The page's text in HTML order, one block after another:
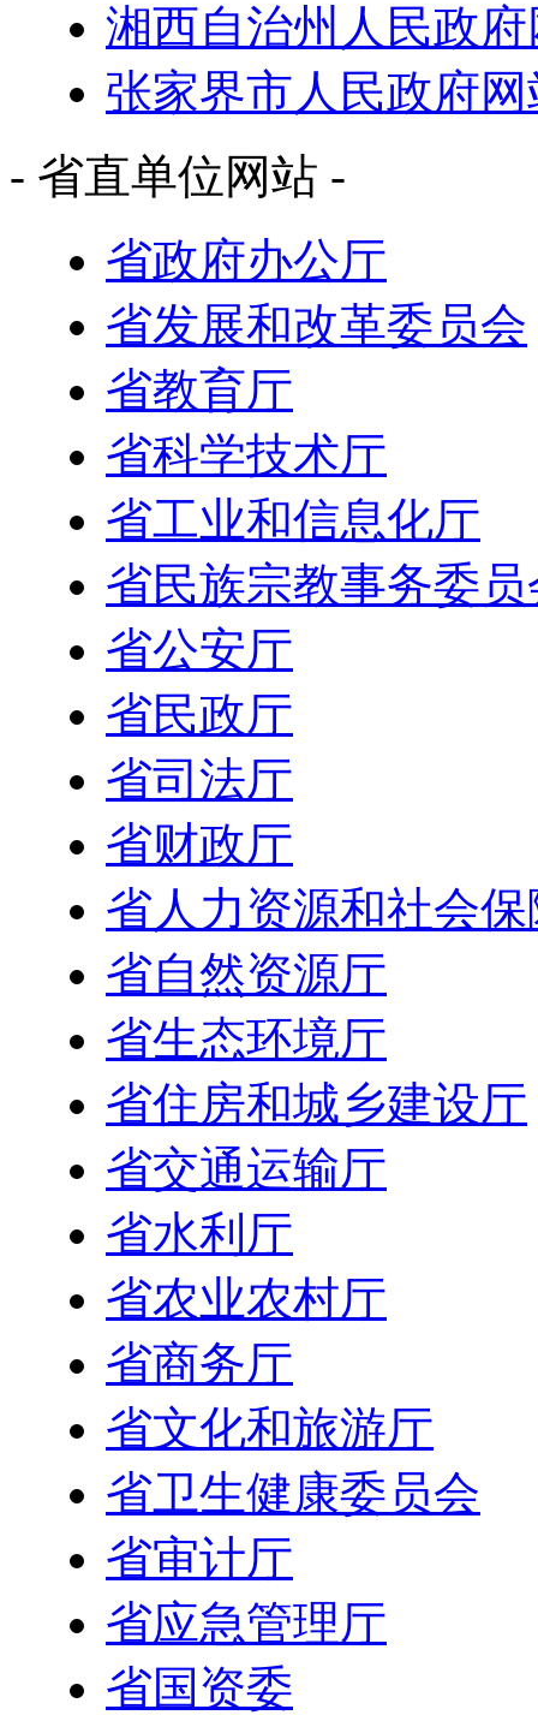
湘西自治州人民政
张家界市人民政府网
- 省直单位网站 -
省政府办公厅
省发展和改革委员会
省教育厅
省科学技术厅
省工业和信息化厅
省民族宗教事务委员
省公安厅
省民政厅
省司法厅
省财政厅
省人力资源和社会
省自然资源厅
省生态环境厅
省住房和城乡建设厅
省交通运输厅
省水利厅
省农业农村厅
省商务厅
省文化和旅游厅
省卫生健康委员会
省审计厅
省应急管理厅
省国资委